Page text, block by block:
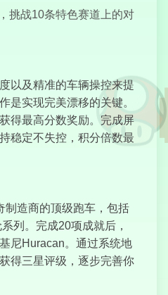
犯罪都市
怪物幸存者
瓷砖匹配
挑战10条特色赛道上的对
以及精准的车辆操控来提
是实现完美漂移的关键。
得最高分数奖励。完成屏
稳定不失控，积分倍数最
制造商的顶级跑车，包括
列。完成20项成就后，
尼Huracan。通过系统地
得三星评级，逐步完善你